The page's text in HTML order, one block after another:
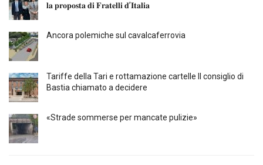
𝐥𝐚 𝐩𝐫𝐨𝐩𝐨𝐬𝐭𝐚 𝐝𝐢 𝐅𝐫𝐚𝐭𝐞𝐥𝐥𝐢 𝐝’𝐈𝐭𝐚𝐥𝐢𝐚
Ancora polemiche sul cavalcaferrovia
Tariffe della Tari e rottamazione cartelle Il consiglio di
Bastia chiamato a decidere
«Strade sommerse per mancate pulizie»